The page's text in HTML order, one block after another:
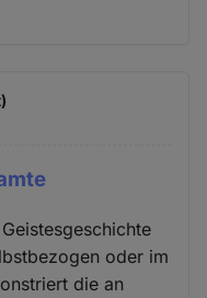
oder im
die an